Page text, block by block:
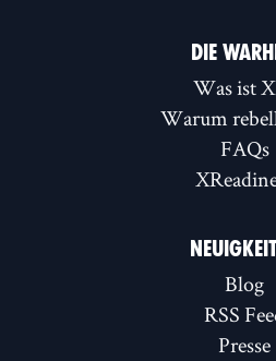
DIE
Was ist
Warum
FAQs
Blog
RSS
Presse